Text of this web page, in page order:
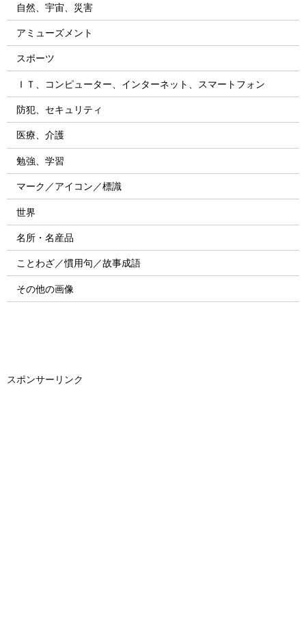
自然、宇宙、災害
アミューズメント
スポーツ
ＩＴ、コンピューター、インターネット、スマートフォン
防犯、セキュリティ
医療、介護
勉強、学習
マーク／アイコン／標識
世界
名所・名産品
ことわざ／慣用句／故事成語
その他の画像
スポンサーリンク